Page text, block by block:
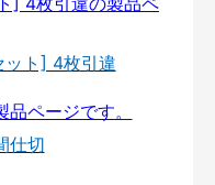
ット] 4枚引違
仕切